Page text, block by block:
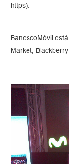
https).
BanescoMóvil
Market,